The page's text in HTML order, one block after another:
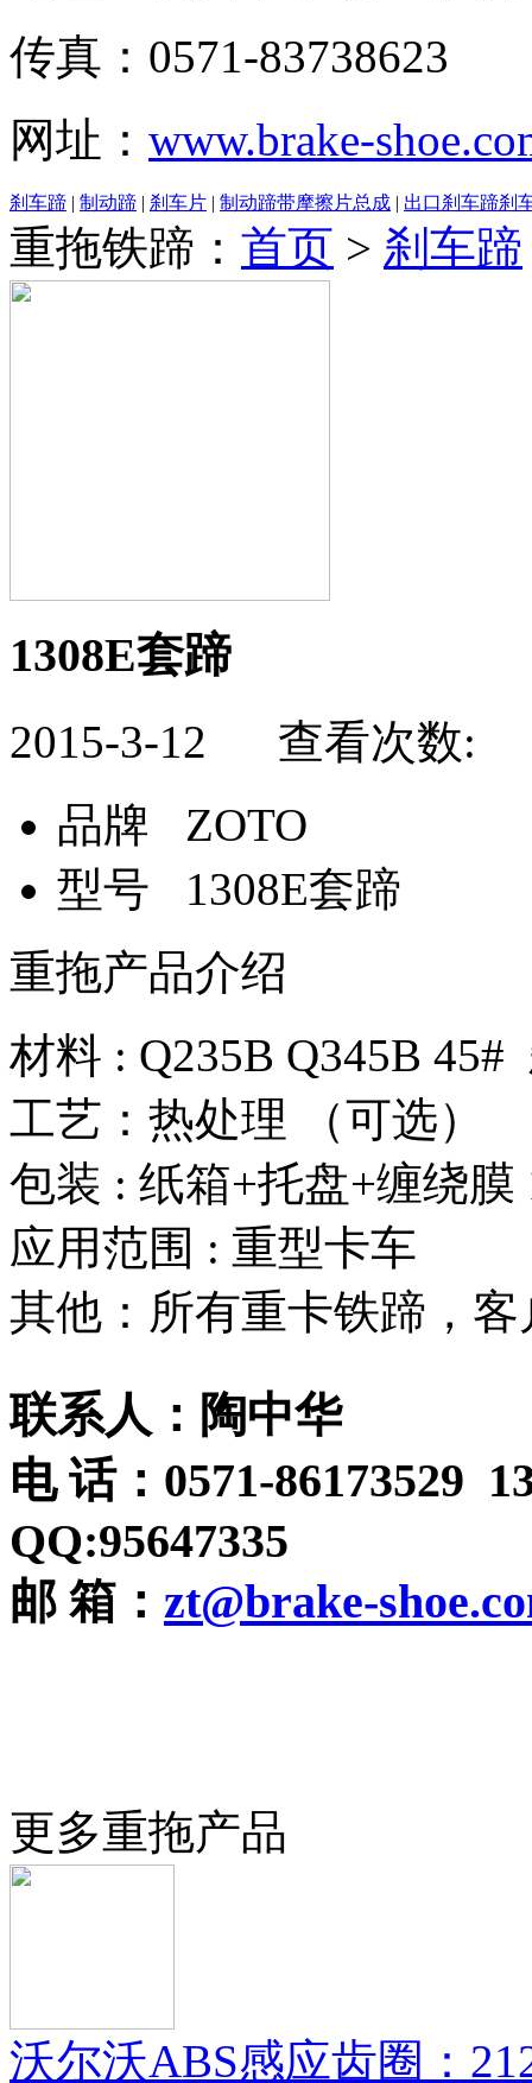
传真：0571-83738623
网址： www.brake-
刹车蹄 | 制动蹄 | 刹车片 | 制动蹄带摩擦片总成 | 出口刹车蹄刹
重拖铁蹄： 首页 > 刹车蹄
1308E套蹄
2015-3-12 查看次数:
品牌 ZOTO
型号 1308E套蹄
重拖产品介绍
材料 : Q235B Q345B
工艺：热处理 （可选）
包装 : 纸箱+托盘+缠绕
应用范围 :
其他：所有重卡铁蹄，
联系人：陶中华
电 话：0571-86173529
QQ:95647335
邮 箱： zt@brake-
更多重拖产品
沃尔沃ABS感应齿圈：